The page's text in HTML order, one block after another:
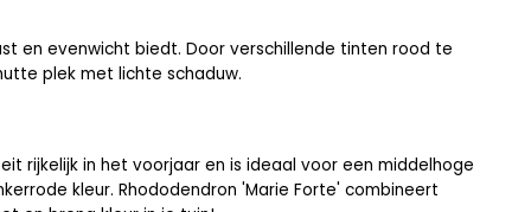
en evenwicht biedt. Door verschillende tinten rood te
plek met lichte schaduw.
rijkelijk in het voorjaar en is ideaal voor een middelhoge
kleur. Rhododendron 'Marie Forte' combineert